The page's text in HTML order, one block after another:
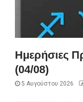
Ημερήσιες
(04/08)
5 Αυγούστου 2026